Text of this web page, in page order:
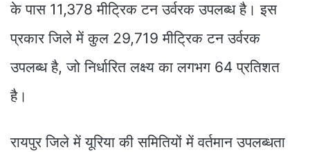
के पास 11,378 मीट्रिक टन उर्वरक उपलब्ध है। इस
प्रकार जिले में कुल 29,719 मीट्रिक टन उर्वरक
उपलब्ध है, जो निर्धारित लक्ष्य का लगभग 64 प्रतिशत
है।
रायपुर जिले में यूरिया की समितियों में वर्तमान उपलब्धता